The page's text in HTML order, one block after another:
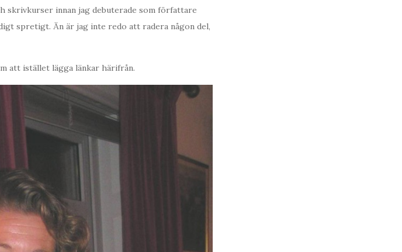
skrivkurser innan jag debuterade som författare
spretigt. Än är jag inte redo att radera någon del,
att istället lägga länkar härifrån.